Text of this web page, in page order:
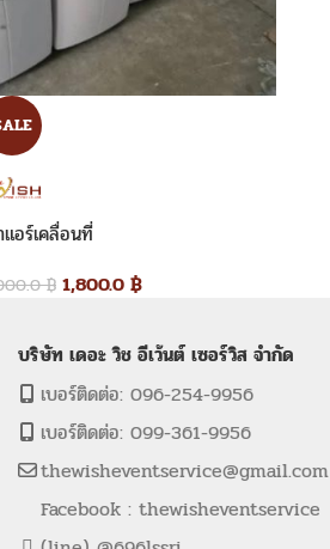
แอร์เคลื่อนที่
฿ 1,800.0 ฿
บริษัท เดอะ วิช อีเว้นต์ เซอร์วิส จำกัด
เบอร์ติดต่อ: 096-254-9956
เบอร์ติดต่อ: 099-361-9956
thewisheventservice@gmail.com
Facebook : thewisheventservice